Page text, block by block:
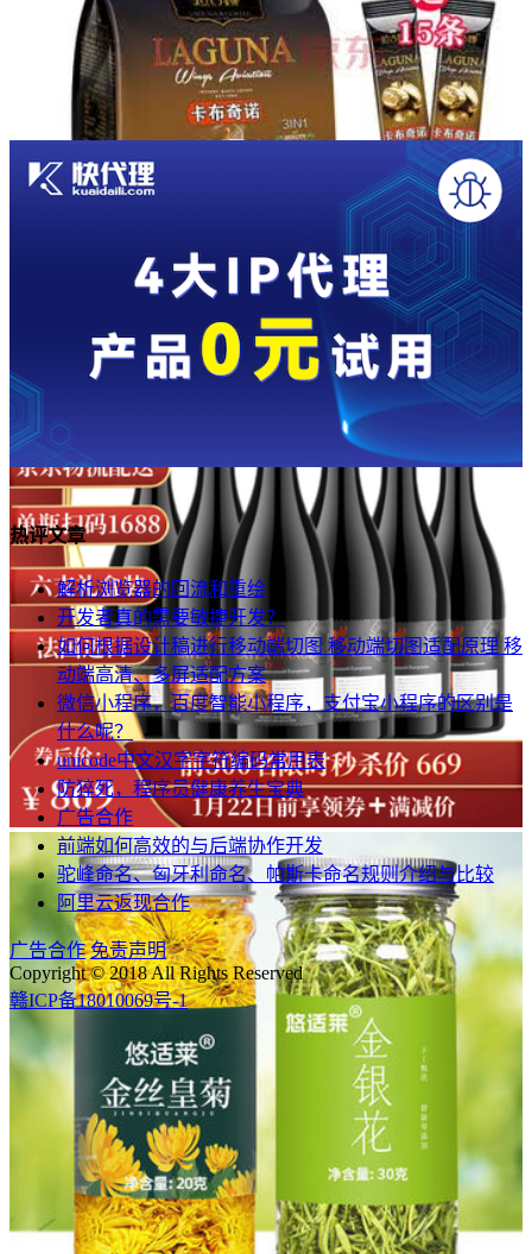
热评文章
解析浏览器的回流和重绘
开发者真的需要敏捷开发？
如何根据设计稿进行移动端切图 移动端切图适配原理 移
动端高清、多屏适配方案
微信小程序，百度智能小程序，支付宝小程序的区别是
什么呢？
unicode中文汉字字符编码常用表
防猝死，程序员健康养生宝典
广告合作
前端如何高效的与后端协作开发
驼峰命名、匈牙利命名、帕斯卡命名规则介绍与比较
阿里云返现合作
广告合作 免责声明
Copyright © 2018 All Rights Reserved
赣ICP备18010069号-1